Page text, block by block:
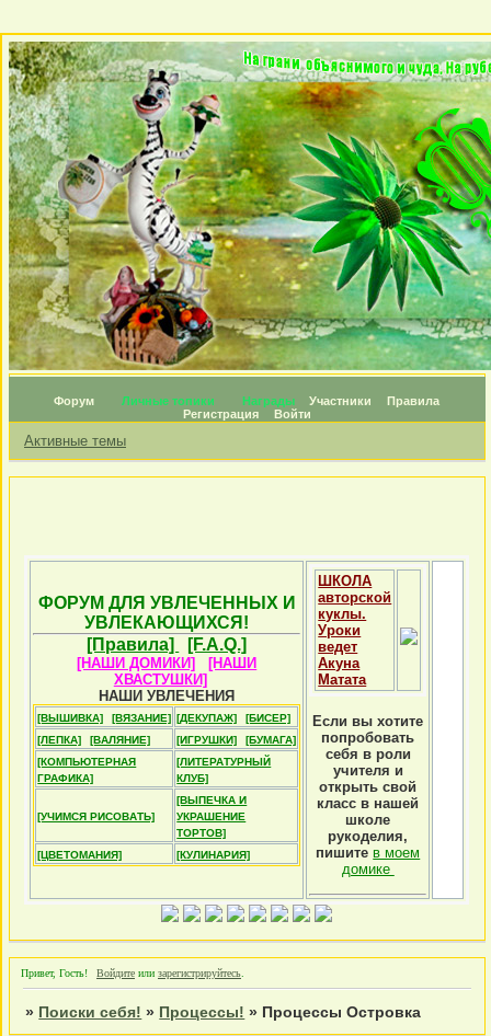
Форум Личные топики Награды Участники
Правила
Регистрация
Войти
Активные темы
ФОРУМ ДЛЯ УВЛЕЧЕННЫХ И
УВЛЕКАЮЩИХСЯ!
[Правила]
[F.A.Q.]
[НАШИ ДОМИКИ]
[НАШИ
ХВАСТУШКИ]
НАШИ УВЛЕЧЕНИЯ
[ВЫШИВКА] [ВЯЗАНИЕ] [ДЕКУПАЖ]
[БИСЕР]
[ЛЕПКА]
[ВАЛЯНИЕ] [ИГРУШКИ]
[БУМАГА]
[КОМПЬЮТЕРНАЯ
ГРАФИКА]
[ЛИТЕРАТУРНЫЙ
КЛУБ]
[УЧИМСЯ РИСОВАТЬ]
[ВЫПЕЧКА И
УКРАШЕНИЕ
ТОРТОВ]
[ЦВЕТОМАНИЯ]
[КУЛИНАРИЯ]
ШКОЛА
авторской
куклы.
Уроки
ведет
Акуна
Матата
Если вы хотите
попробовать
себя в роли
учителя и
открыть свой
класс в нашей
школе
рукоделия,
пишите в моем
домике
Привет, Гость! Войдите или зарегистрируйтесь
» Поиски себя! » Процессы! » Процессы Островка